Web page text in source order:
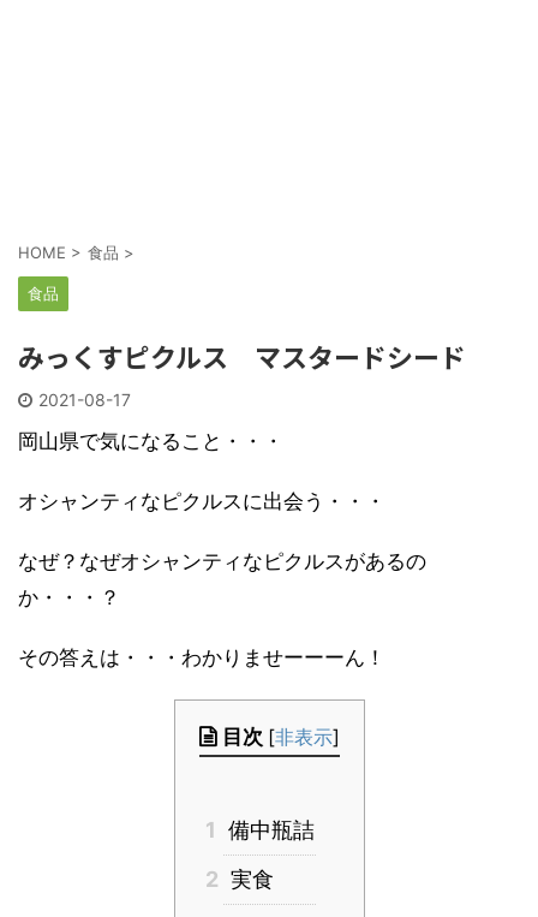
HOME > 食品 >
食品
みっくすピクルス マスタードシード
2021-08-17
岡山県で気になること・・・
オシャンティなピクルスに出会う・・・
なぜ？なぜオシャンティなピクルスがあるの
か・・・？
その答えは・・・わかりませーーーん！
目次 [非表示]
1 備中瓶詰
2 実食